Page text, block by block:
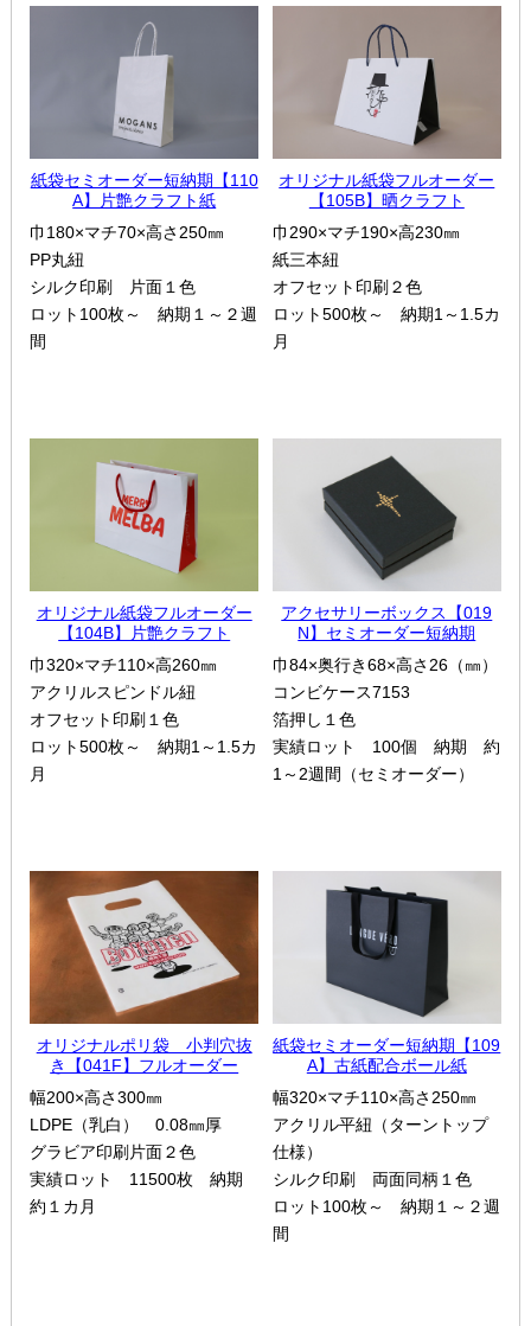
紙袋セミオーダー短納期【110
A】片艶クラフト紙
巾180×マチ70×高さ250㎜
PP丸紐
シルク印刷 片面１色
ロット100枚～ 納期１～２週
間
オリジナル紙袋フルオーダー
【105B】晒クラフト
巾290×マチ190×高230㎜
紙三本紐
オフセット印刷２色
ロット500枚～ 納期1～1.5カ
月
オリジナル紙袋フルオーダー
【104B】片艶クラフト
巾320×マチ110×高260㎜
アクリルスピンドル紐
オフセット印刷１色
ロット500枚～ 納期1～1.5カ
月
アクセサリーボックス【019
N】セミオーダー短納期
巾84×奥行き68×高さ26（㎜）
コンビケース7153
箔押し１色
実績ロット 100個 納期 約
1～2週間（セミオーダー）
オリジナルポリ袋 小判穴抜
き【041F】フルオーダー
幅200×高さ300㎜
LDPE（乳白） 0.08㎜厚
グラビア印刷片面２色
実績ロット 11500枚 納期
約１カ月
紙袋セミオーダー短納期【109
A】古紙配合ボール紙
幅320×マチ110×高さ250㎜
アクリル平紐（ターントップ
仕様）
シルク印刷 両面同柄１色
ロット100枚～ 納期１～２週
間